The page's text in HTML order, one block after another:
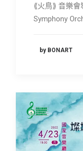
⟪火鳥⟫ 音樂
Symphony
by BONART